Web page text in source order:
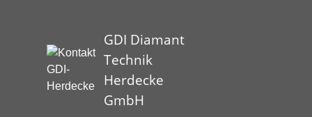
GDI Diamant
Technik
Herdecke
GmbH